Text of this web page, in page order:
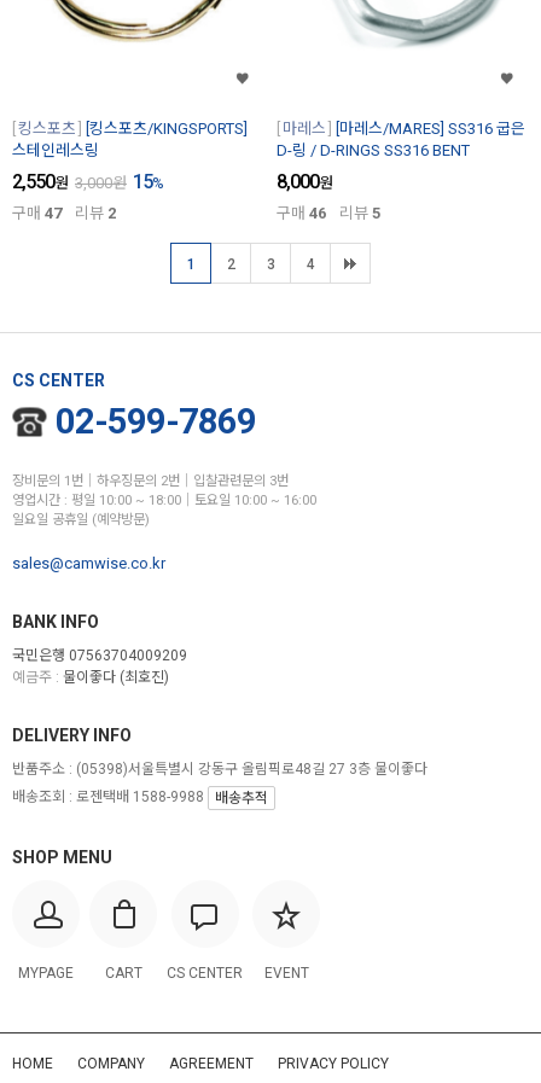
킹스포츠
[킹스포츠/KINGSPORTS]
스테인레스링
2,550원 3,000원 15%
구매 47 리뷰 2
마레스
[마레스/MARES] SS316 굽은
D-링 / D-RINGS SS316 BENT
8,000원
구매 46 리뷰 5
1 2 3 4
CS CENTER
02-599-7869
장비문의 1번│하우징문의 2번│입찰관련문의 3번
영업시간 : 평일 10:00 ~ 18:00│토요일 10:00 ~ 16:00
일요일 공휴일 (예약방문)
sales@camwise.co.kr
BANK INFO
국민은행 07563704009209
예금주 : 물이좋다 (최호진)
SHOP MENU
MYPAGE CART CS CENTER EVENT
DELIVERY INFO
반품주소 : (05398)서울특별시 강동구 올림픽로48길 27 3층 물이좋다
배송조회 : 로젠택배 1588-9988
배송추적
HOME COMPANY AGREEMENT PRIVACY POLICY